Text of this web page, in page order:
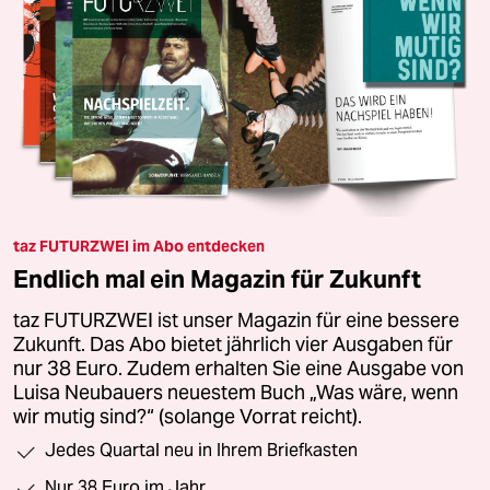
taz FUTURZWEI im Abo entdecken
Endlich mal ein Magazin für Zukunft
taz FUTURZWEI ist unser Magazin für eine bessere
Zukunft. Das Abo bietet jährlich vier Ausgaben für
nur 38 Euro. Zudem erhalten Sie eine Ausgabe von
Luisa Neubauers neuestem Buch „Was wäre, wenn
wir mutig sind?“ (solange Vorrat reicht).
Jedes Quartal neu in Ihrem Briefkasten